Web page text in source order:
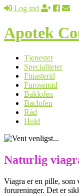
Log ind
Apotek
Tjenester
Specialiteter
Finasterid
Furosemid
Baklofen
Baclofen
Råd
Hold
Naturlig
Viagra er en pille, som
forureninger. Det er